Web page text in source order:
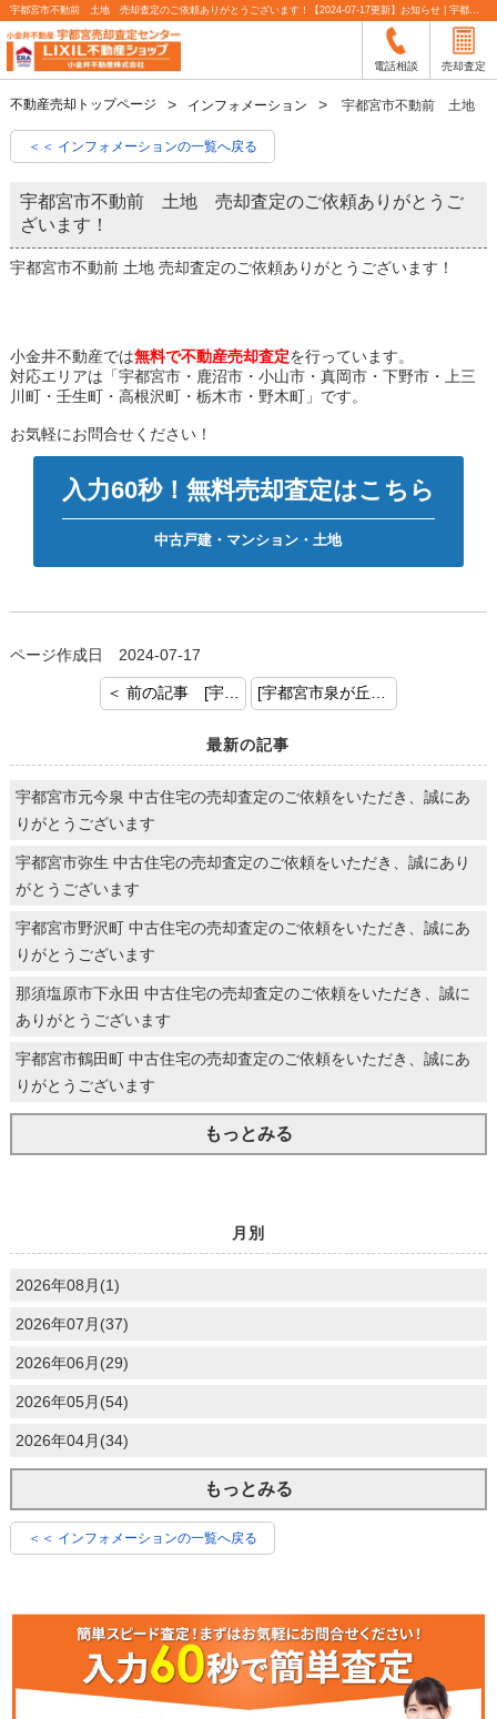
宇都宮市不動前 土地 売却査定のご依頼ありがとうございます！【2024-07-17更新】お知らせ | 宇都宮市の不動産売却査定なら小金井不動産
電話相談 売却査定
不動産売却トップページ インフォメーション 宇都宮市不動前 土地 売
＜＜ インフォメーションの一覧へ戻る
宇都宮市不動前 土地 売却査定のご依頼ありがとうご
ざいます！
宇都宮市不動前 土地 売却査定のご依頼ありがとうございます！
小金井不動産では無料で不動産売却査定を行っています。
対応エリアは「宇都宮市・鹿沼市・小山市・真岡市・下野市・上三
川町・壬生町・高根沢町・栃木市・野木町」です。
お気軽にお問合せください！
入力60秒！無料売却査定はこちら
中古戸建・マンション・土地
ページ作成日 2024-07-17
＜ 前の記事 [宇都宮市雀の宮 土地 売却査定のご依頼ありがとうございます！]
最新の記事
宇都宮市元今泉 中古住宅の売却査定のご依頼をいただき、誠にあ
りがとうございます
宇都宮市弥生 中古住宅の売却査定のご依頼をいただき、誠にあり
がとうございます
宇都宮市野沢町 中古住宅の売却査定のご依頼をいただき、誠にあ
りがとうございます
那須塩原市下永田 中古住宅の売却査定のご依頼をいただき、誠に
ありがとうございます
宇都宮市鶴田町 中古住宅の売却査定のご依頼をいただき、誠にあ
りがとうございます
もっとみる
月別
2026年08月(1)
2026年07月(37)
2026年06月(29)
2026年05月(54)
2026年04月(34)
もっとみる
＜＜ インフォメーションの一覧へ戻る